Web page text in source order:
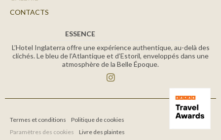
CONTACTS
ESSENCE
L’Hotel Inglaterra offre une expérience authentique, au-delà des
clichés. Le bleu de l’Atlantique et d’Estoril, enveloppés dans une
atmosphère de la Belle Époque.
Termes et conditions
Politique de cookies
Paramètres des cookies
Livre des plaintes